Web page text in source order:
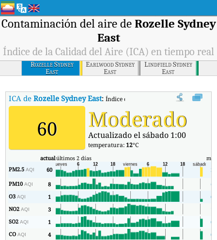
Contaminación del aire de Rozelle Sydney
East
Índice de la Calidad del Aire (ICA) en tiempo real
Rozelle Sydney
East
Earlwood Sydney
East
Lindfield Sydney
East
ICA deRozelle Sydney East:Índice de la Calidad del Aire (ICA) de
60 Moderado
Actualizado el sábado 1:00
temperatura: 12°C
actualúltimos 2 días
PM2.5AQI 60
2
PM10AQI 8
6
O3AQI 1
0
NO2AQI 3
1
SO2AQI 1
0
COAQI 4
0